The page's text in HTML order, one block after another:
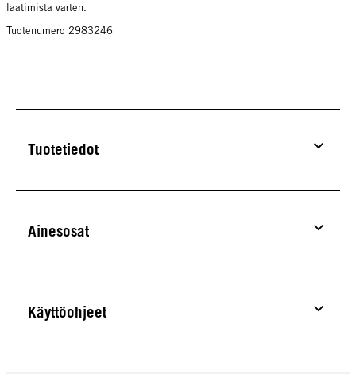
laatimista varten.
Tuotenumero 2983246
Tuotetiedot
Ainesosat
Käyttöohjeet